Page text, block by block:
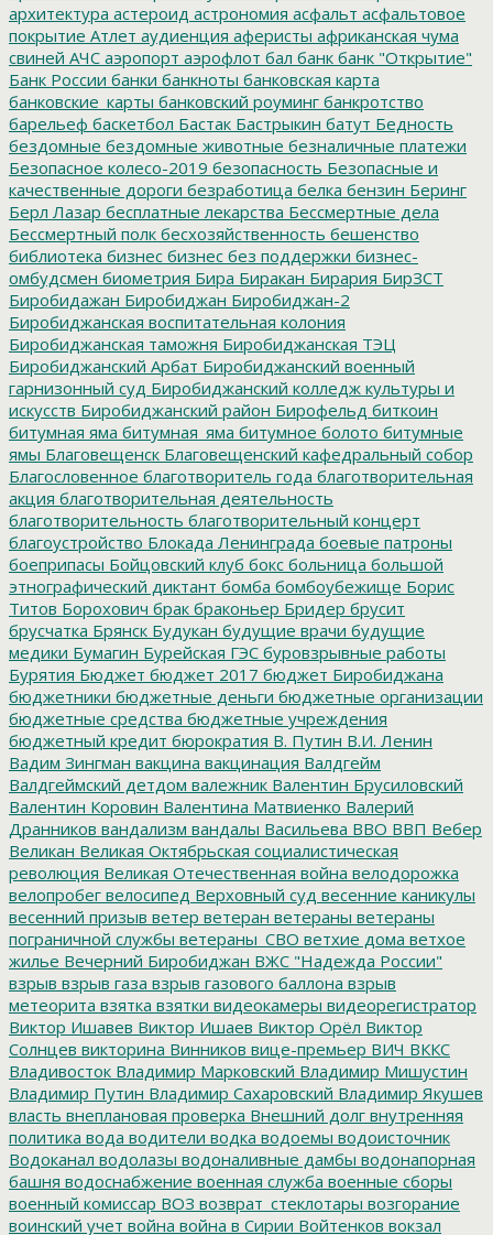
архитектура астероид астрономия асфальт асфальтовое
покрытие Атлет аудиенция аферисты африканская чума
свиней АЧС аэропорт аэрофлот бал банк банк "Открытие"
Банк России банки банкноты банковская карта
банковские_карты банковский роуминг банкротство
барельеф баскетбол Бастак Бастрыкин батут Бедность
бездомные бездомные животные безналичные платежи
Безопасное колесо-2019 безопасность Безопасные и
качественные дороги безработица белка бензин Беринг
Берл Лазар бесплатные лекарства Бессмертные дела
Бессмертный полк бесхозяйственность бешенство
библиотека бизнес бизнес без поддержки бизнес-
омбудсмен биометрия Бира Биракан Бирария БирЗСТ
Биробидажан Биробиджан Биробиджан-2
Биробиджанская воспитательная колония
Биробиджанская таможня Биробиджанская ТЭЦ
Биробиджанский Арбат Биробиджанский военный
гарнизонный суд Биробиджанский колледж культуры и
искусств Биробиджанский район Бирофельд биткоин
битумная яма битумная_яма битумное болото битумные
ямы Благовещенск Благовещенский кафедральный собор
Благословенное благотворитель года благотворительная
акция благотворительная деятельность
благотворительность благотворительный концерт
благоустройство Блокада Ленинграда боевые патроны
боеприпасы Бойцовский клуб бокс больница большой
этнографический диктант бомба бомбоубежище Борис
Титов Борохович брак браконьер Бридер брусит
брусчатка Брянск Будукан будущие врачи будущие
медики Бумагин Бурейская ГЭС буровзрывные работы
Бурятия Бюджет бюджет 2017 бюджет Биробиджана
бюджетники бюджетные деньги бюджетные организации
бюджетные средства бюджетные учреждения
бюджетный кредит бюрократия В. Путин В.И. Ленин
Вадим Зингман вакцина вакцинация Валдгейм
Валдгеймский детдом валежник Валентин Брусиловский
Валентин Коровин Валентина Матвиенко Валерий
Дранников вандализм вандалы Васильева ВВО ВВП Вебер
Великан Великая Октябрьская социалистическая
революция Великая Отечественная война велодорожка
велопробег велосипед Верховный суд весенние каникулы
весенний призыв ветер ветеран ветераны ветераны
пограничной службы ветераны_СВО ветхие дома ветхое
жилье Вечерний Биробиджан ВЖС "Надежда России"
взрыв взрыв газа взрыв газового баллона взрыв
метеорита взятка взятки видеокамеры видеорегистратор
Виктор Ишавев Виктор Ишаев Виктор Орёл Виктор
Солнцев викторина Винников вице-премьер ВИЧ ВККС
Владивосток Владимир Марковский Владимир Мишустин
Владимир Путин Владимир Сахаровский Владимир Якушев
власть внеплановая проверка Внешний долг внутренняя
политика вода водители водка водоемы водоисточник
Водоканал водолазы водоналивные дамбы водонапорная
башня водоснабжение военная служба военные сборы
военный комиссар ВОЗ возврат_стеклотары возгорание
воинский учет война война в Сирии Войтенков вокзал